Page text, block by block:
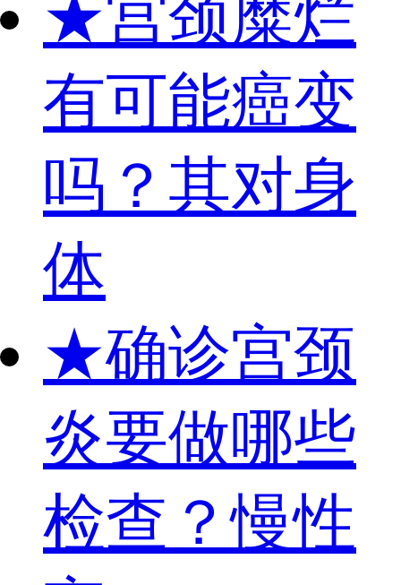
★宫颈糜烂
有可能癌变
吗？其对身
体
★确诊宫颈
炎要做哪些
检查？慢性